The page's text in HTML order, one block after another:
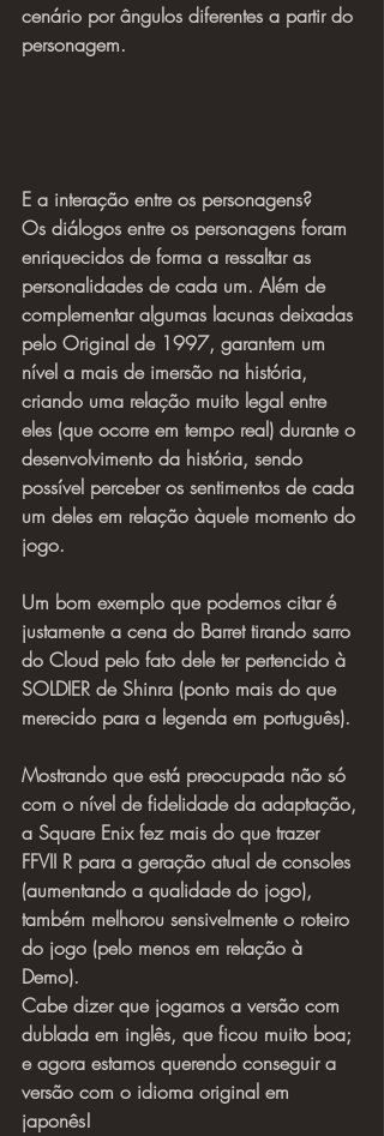
cenário por ângulos diferentes a partir do
personagem.
E a interação entre os personagens?
Os diálogos entre os personagens foram
enriquecidos de forma a ressaltar as
personalidades de cada um. Além de
complementar algumas lacunas deixadas
pelo Original de 1997, garantem um
nível a mais de imersão na história,
criando uma relação muito legal entre
eles (que ocorre em tempo real) durante o
desenvolvimento da história, sendo
possível perceber os sentimentos de cada
um deles em relação àquele momento do
jogo.
Um bom exemplo que podemos citar é
justamente a cena do Barret tirando sarro
do Cloud pelo fato dele ter pertencido à
SOLDIER de Shinra (ponto mais do que
merecido para a legenda em português).
Mostrando que está preocupada não só
com o nível de fidelidade da adaptação,
a Square Enix fez mais do que trazer
FFVII R para a geração atual de consoles
(aumentando a qualidade do jogo),
também melhorou sensivelmente o roteiro
do jogo (pelo menos em relação à
Demo).
Cabe dizer que jogamos a versão com
dublada em inglês, que ficou muito boa;
e agora estamos querendo conseguir a
versão com o idioma original em
japonês!